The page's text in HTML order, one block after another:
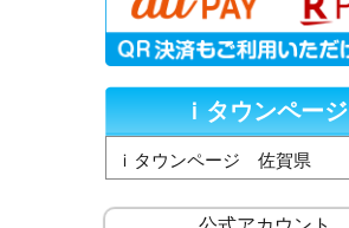
ｉタウンページ
ｉタウンページ 佐賀県